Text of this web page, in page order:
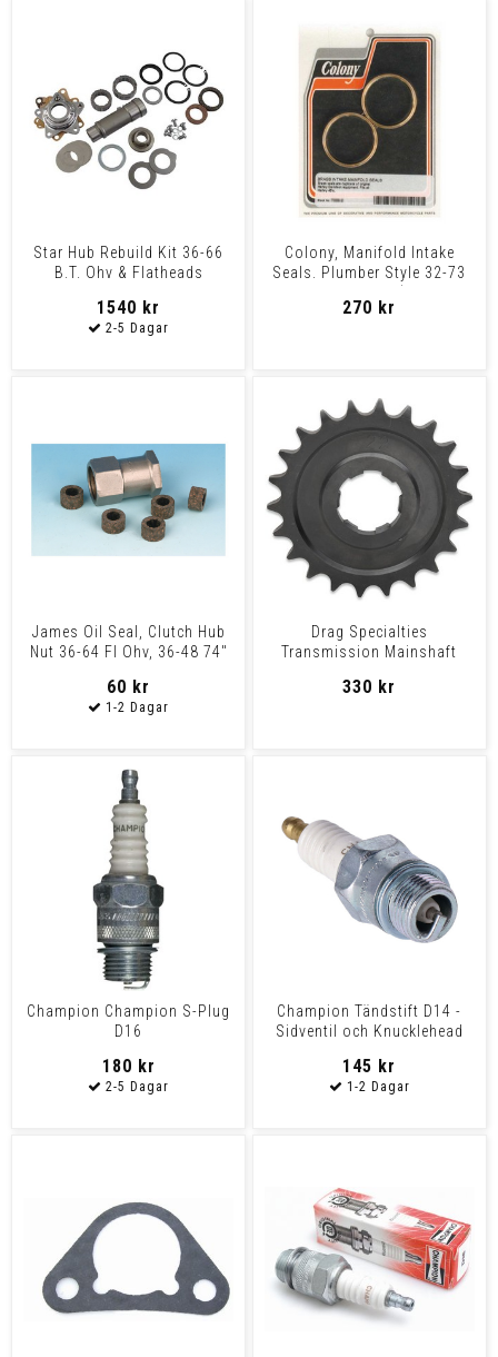
Star Hub Rebuild Kit 36-66
B.T. Ohv & Flatheads
1540 kr
Colony, Manifold Intake
Seals. Plumber Style 32-73
45" Flathead (Excl.
270 kr
James Oil Seal, Clutch Hub
Nut 36-64 Fl Ohv, 36-48 74"
60 kr
Drag Specialties
Transmission Mainshaft
79Bt
330 kr
Champion Champion S-Plug
D16
180 kr
Champion Tändstift D14 -
Sidventil och Knucklehead
145 kr